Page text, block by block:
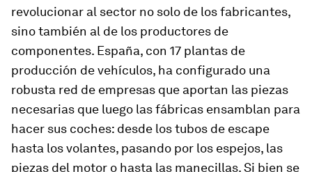
revolucionar al sector no solo de los fabricantes,
sino también al de los productores de
componentes. España, con 17 plantas de
producción de vehículos, ha configurado una
robusta red de empresas que aportan las piezas
necesarias que luego las fábricas ensamblan para
hacer sus coches: desde los tubos de escape
hasta los volantes, pasando por los espejos, las
piezas del motor o hasta las manecillas. Si bien se